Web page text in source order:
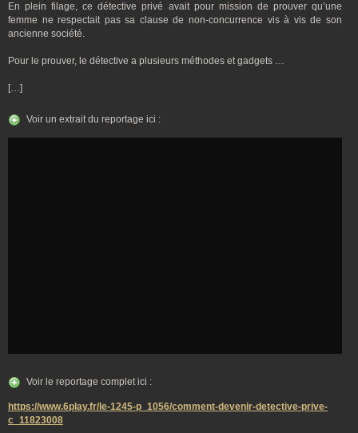
En plein filage, ce détective privé avait pour mission de prouver qu’une
femme ne respectait pas sa clause de non-concurrence vis à vis de son
ancienne société.
Pour le prouver, le détective a plusieurs méthodes et gadgets …
[…]
Voir un extrait du reportage ici :
Voir le reportage complet ici :
https://www.6play.fr/le-1245-p_1056/comment-devenir-detective-prive-
c_11823008